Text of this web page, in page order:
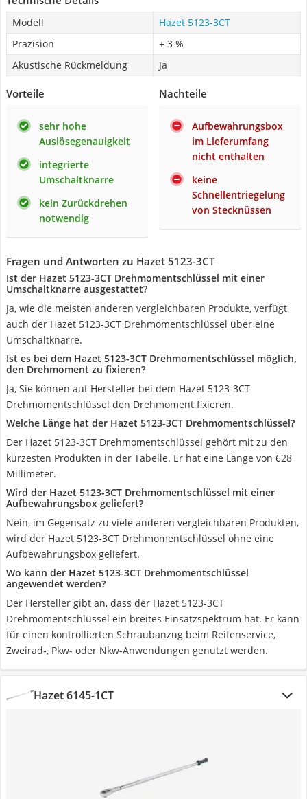
Modell
Hazet 5123-3CT
Präzision
± 3 %
Akustische Rückmeldung
Ja
Vorteile
sehr hohe
Auslösegenauigkeit
integrierte
Umschaltknarre
kein Zurückdrehen
notwendig
Nachteile
Aufbewahrungsbox
im Lieferumfang
nicht enthalten
keine
Schnellentriegelung
von Stecknüssen
Fragen und Antworten zu Hazet 5123-3CT
Ist der Hazet 5123-3CT Drehmomentschlüssel mit einer
Umschaltknarre ausgestattet?
Ja, wie die meisten anderen vergleichbaren Produkte, verfügt
auch der Hazet 5123-3CT Drehmomentschlüssel über eine
Umschaltknarre.
Ist es bei dem Hazet 5123-3CT Drehmomentschlüssel möglich,
den Drehmoment zu fixieren?
Ja, Sie können aut Hersteller bei dem Hazet 5123-3CT
Drehmomentschlüssel den Drehmoment fixieren.
Welche Länge hat der Hazet 5123-3CT Drehmomentschlüssel?
Der Hazet 5123-3CT Drehmomentschlüssel gehört mit zu den
kürzesten Produkten in der Tabelle. Er hat eine Länge von 628
Millimeter.
Wird der Hazet 5123-3CT Drehmomentschlüssel mit einer
Aufbewahrungsbox geliefert?
Nein, im Gegensatz zu viele anderen vergleichbaren Produkten,
wird der Hazet 5123-3CT Drehmomentschlüssel ohne eine
Aufbewahrungsbox geliefert.
Wo kann der Hazet 5123-3CT Drehmomentschlüssel
angewendet werden?
Der Hersteller gibt an, dass der Hazet 5123-3CT
Drehmomentschlüssel ein breites Einsatzspektrum hat. Er kann
für einen kontrollierten Schraubanzug beim Reifenservice,
Zweirad-, Pkw- oder Nkw-Anwendungen genutzt werden.
Hazet 6145-1CT